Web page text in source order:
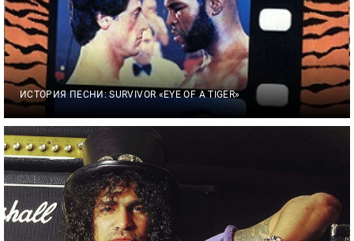
ИСТОРИЯ ПЕСНИ: SURVIVOR «EYE OF A TIGER»